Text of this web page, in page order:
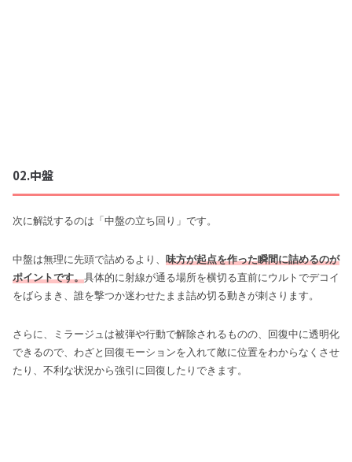
02.中盤
次に解説するのは「中盤の立ち回り」です。
中盤は無理に先頭で詰めるより、 味方が起点を作った瞬間に詰めるのが
ポイントです。具体的に射線が通る場所を横切る直前にウルトでデコイ
をばらまき、誰を撃つか迷わせたまま詰め切る動きが刺さります。
さらに、ミラージュは被弾や行動で解除されるものの、回復中に透明化
できるので、わざと回復モーションを入れて敵に位置をわからなくさせ
たり、不利な状況から強引に回復したりできます。